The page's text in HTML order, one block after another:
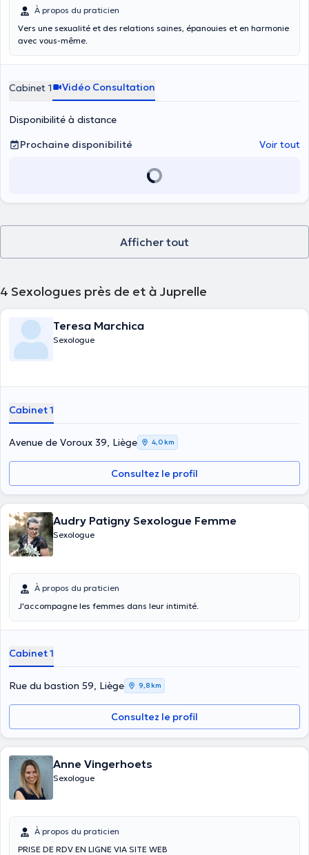
À propos du praticien
Vers une sexualité et des relations saines, épanouies et en harmonie
avec vous-même.
Cabinet 1 Vidéo Consultation
Disponibilité à distance
Prochaine disponibilité
Voir tout
Afficher tout
4 Sexologues près de et à Juprelle
Teresa Marchica
Sexologue
Cabinet 1
Avenue de Voroux 39, Liège 4,0 km
Consultez le profil
Audry Patigny Sexologue Femme
Sexologue
À propos du praticien
J'accompagne les femmes dans leur intimité.
Cabinet 1
Rue du bastion 59, Liège 9,8 km
Consultez le profil
Anne Vingerhoets
Sexologue
À propos du praticien
PRISE DE RDV EN LIGNE VIA SITE WEB